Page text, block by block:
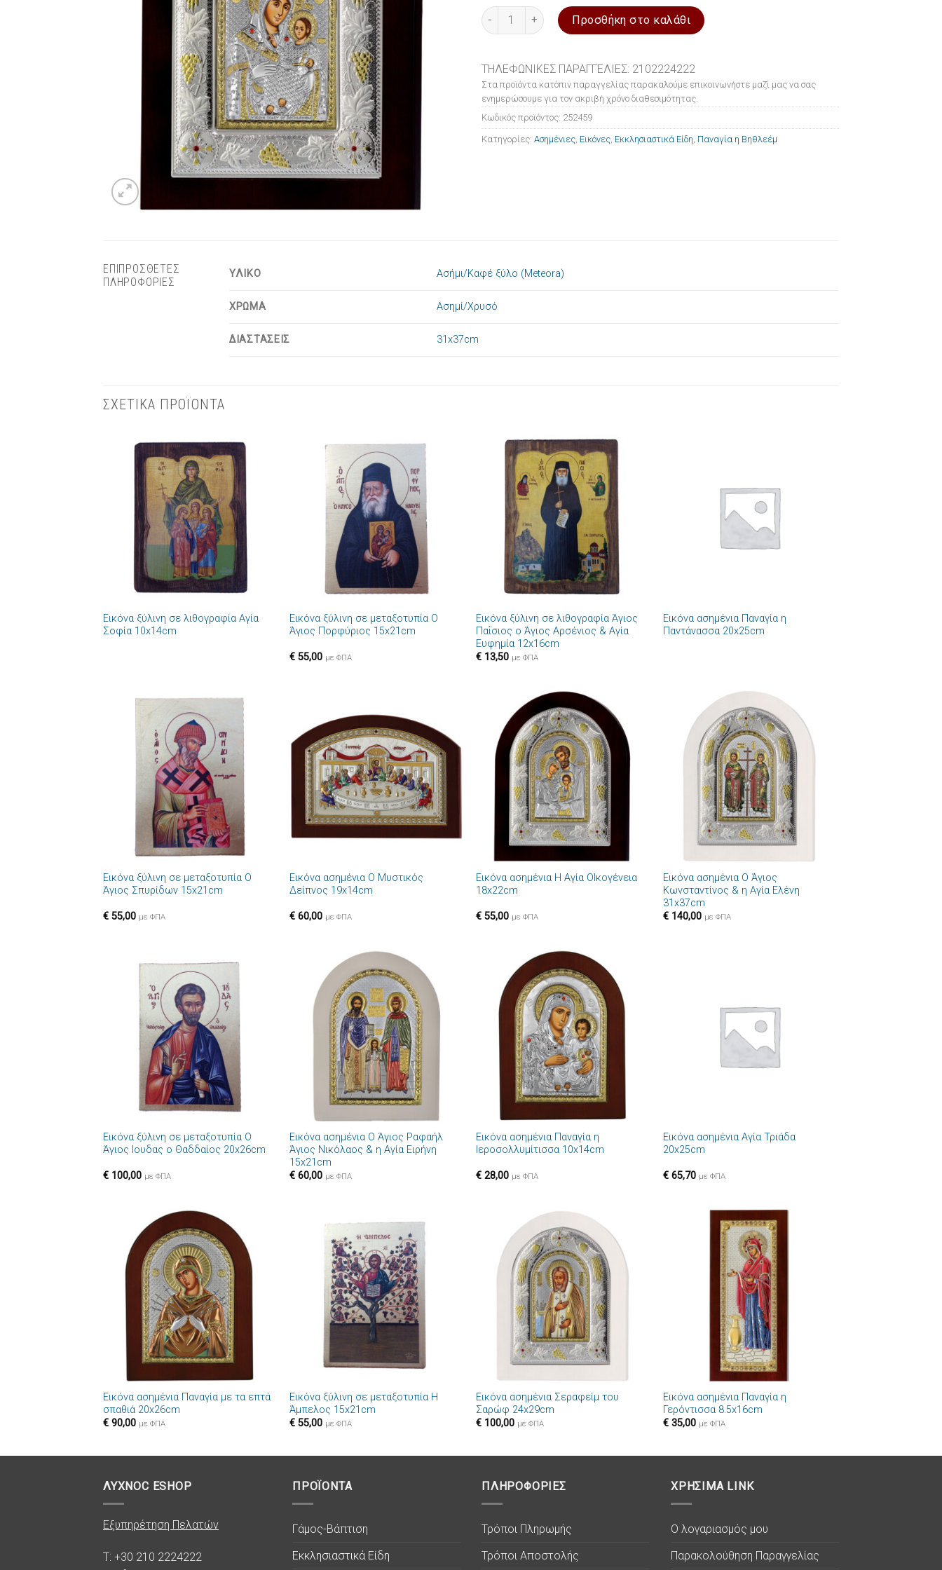
Εικόνα ασημένια Παναγία η Βηθλεέμ 31x37cm ποσότητα
Προσθήκη στο καλάθι
ΤΗΛΕΦΩΝΙΚΕΣ ΠΑΡΑΓΓΕΛΙΕΣ: 2102224222
Στα προϊόντα κατόπιν παραγγελίας παρακαλούμε επικοινωνήστε μαζί μας να σας
ενημερώσουμε για τον ακριβή χρόνο διαθεσιμότητας.
Κωδικός προϊόντος: 252459
Κατηγορίες: Ασημένιες Εικόνες Εκκλησιαστικά Είδη Παναγία η Βηθλεέμ
ΕΠΙΠΡΟΣΘΕΤΕΣ
ΠΛΗΡΟΦΟΡΙΕΣ
ΥΛΙΚΟ Ασήμι/Καφέ ξύλο (Meteora)
ΧΡΩΜΑ Ασημί/Χρυσό
ΔΙΑΣΤΑΣΕΙΣ 31x37cm
ΣΧΕΤΙΚΑ ΠΡΟΪΟΝΤΑ
Πρόσθήκη
στην λίστα
Εικόνα ξύλινη σε λιθογραφία Αγία
Σοφία 10x14cm
Πρόσθήκη
στην λίστα
επιθυμιών
Εικόνα ξύλινη σε μεταξοτυπία Ο
Άγιος Πορφύριος 15x21cm
€ 55,00 με ΦΠΑ
Πρόσθήκη
στην λίστα
επιθυμιών
Εικόνα ξύλινη σε λιθογραφία Άγιος
Παΐσιος ο Άγιος Αρσένιος & Αγία
Ευφημία 12x16cm
€ 13,50 με ΦΠΑ
Εικόνα ασημένια Παναγία η
Παντάνασσα 20x25cm
Πρόσθήκη
στην λίστα
επιθυμιών
Εικόνα ξύλινη σε μεταξοτυπία Ο
Άγιος Σπυρίδων 15x21cm
€55,00 με ΦΠΑ
Πρόσθήκη
στην λίστα
επιθυμιών
Εικόνα ασημένια Ο Μυστικός
Δείπνος 19x14cm
€ 60,00 με ΦΠΑ
Πρόσθήκη
στην λίστα
επιθυμιών
Εικόνα ασημένια Η Αγία ΟΙκογένεια
18x22cm
€ 55,00 με ΦΠΑ
Πρόσθήκη
στην λίστα
επιθυμιών
Εικόνα ασημένια Ο Άγιος
Κωνσταντίνος & η Αγία Ελένη
31x37cm
€140,00 με ΦΠΑ
Πρόσθήκη
στην λίστα
επιθυμιών
Εικόνα ξύλινη σε μεταξοτυπία Ο
Άγιος Ιουδας ο Θαδδαίος 20x26cm
€100,00 με ΦΠΑ
Πρόσθήκη
στην λίστα
επιθυμιών
Εικόνα ασημένια Ο Άγιος Ραφαήλ
Άγιος Νικόλαος & η Αγία Ειρήνη
15x21cm
€ 60,00 με ΦΠΑ
Πρόσθήκη
στην λίστα
επιθυμιών
Εικόνα ασημένια Παναγία η
Ιεροσολλυμίτισσα 10x14cm
€ 28,00 με ΦΠΑ
Εικόνα ασημένια Αγία Τριάδα
20x25cm
€65,70 με ΦΠΑ
Πρόσθήκη
στην λίστα
επιθυμιών
Εικόνα ασημένια Παναγία με τα επτά
σπαθιά 20x26cm
€90,00 με ΦΠΑ
Πρόσθήκη
στην λίστα
επιθυμιών
Εικόνα ξύλινη σε μεταξοτυπία Η
Άμπελος 15x21cm
€ 55,00 με ΦΠΑ
Πρόσθήκη
στην λίστα
επιθυμιών
Εικόνα ασημένια Σεραφείμ του
Σαρώφ 24x29cm
€ 100,00 με ΦΠΑ
Εικόνα ασημένια Παναγία η
Γερόντισσα 8.5x16cm
€35,00 με ΦΠΑ
ΛΥΧΝΟC ESHOP
Εξυπηρέτηση Πελατών
T: +30 210 2224222
ΠΡΟΪΟΝΤΑ
Γάμος-Βάπτιση
Εκκλησιαστικά Είδη
ΠΛΗΡΟΦΟΡΙΕΣ
Τρόποι Πληρωμής
Τρόποι Αποστολής
ΧΡΗΣΙΜΑ LINK
Ο λογαριασμός μου
Παρακολούθηση Παραγγελίας